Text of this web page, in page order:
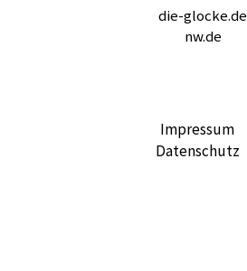
die-glocke.de
nw.de
Impressum
Datenschutz